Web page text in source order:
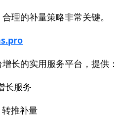
理的补量策略非常关键。
长的实用服务平台，提供：
长服务
推补量